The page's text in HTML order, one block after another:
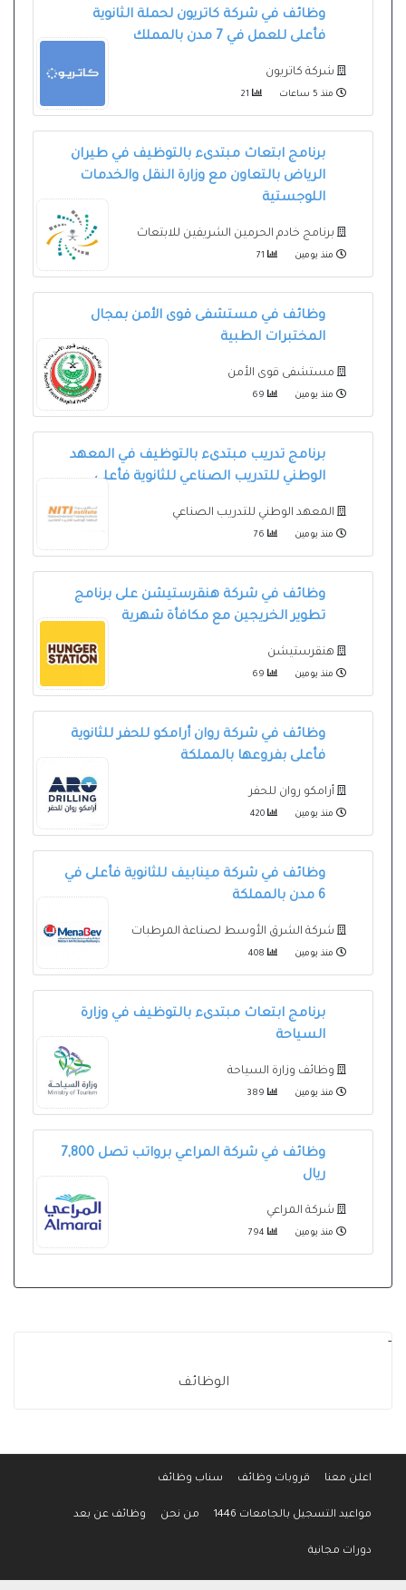
وظائف في شركة كاتريون لحملة الثانوية
فأعلى للعمل في 7 مدن بالمملك
شركة كاتريون
منذ 5 ساعات
برنامج ابتعاث مبتدىء بالتوظيف في طيران
الرياض بالتعاون مع وزارة النقل والخدمات
اللوجستية
برنامج خادم الحرمين الشريفين للابتعاث
منذ يومين
وظائف في مستشفى قوى الأمن بمجال
المختبرات الطبية
مستشفى قوى الأمن
منذ يومين
برنامج تدريب مبتدىء بالتوظيف في المعهد
الوطني للتدريب الصناعي للثانوية فأعلى
المعهد الوطني للتدريب الصناعي
منذ يومين
وظائف في شركة هنقرستيشن على برنامج
تطوير الخريجين مع مكافأة شهرية
هنقرستيشن
منذ يومين
وظائف في شركة روان أرامكو للحفر للثانوية
فأعلى بفروعها بالمملكة
أرامكو روان للحفر
منذ يومين
وظائف في شركة مينابيف للثانوية فأعلى في
6 مدن بالمملكة
شركة الشرق الأوسط لصناعة المرطبات
منذ يومين
برنامج ابتعاث مبتدىء بالتوظيف في وزارة
السياحة
وظائف وزارة السياحة
منذ يومين
وظائف في شركة المراعي برواتب تصل 7,800
ريال
شركة المراعي
منذ يومين
-
الوظائف
اعلن معنا قروبات وظائف سناب وظائف
مواعيد التسجيل بالجامعات 1446 من نحن وظائف عن بعد
دورات مجانية